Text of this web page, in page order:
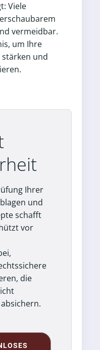
Viele
vermeidbar.
um Ihre
und
Ihrer
und
schafft
vor
die